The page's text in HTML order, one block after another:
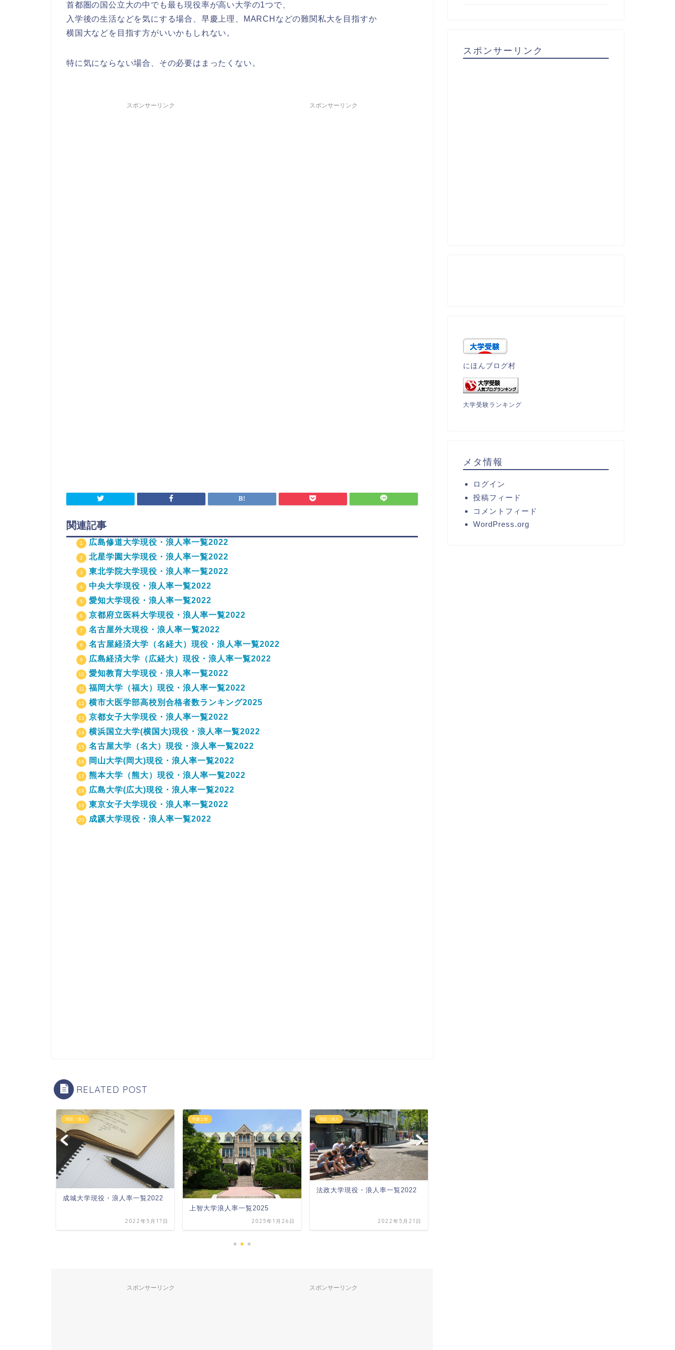
首都圏の国公立大の中でも最も現役率が高い大学の1つで、
入学後の生活などを気にする場合、早慶上理、MARCHなどの難関私大を目指すか
横国大などを目指す方がいいかもしれない。
特に気にならない場合、その必要はまったくない。
スポンサーリンク スポンサーリンク
関連記事
広島修道大学現役・浪人率一覧2022
北星学園大学現役・浪人率一覧2022
東北学院大学現役・浪人率一覧2022
中央大学現役・浪人率一覧2022
愛知大学現役・浪人率一覧2022
京都府立医科大学現役・浪人率一覧2022
名古屋外大現役・浪人率一覧2022
名古屋経済大学（名経大）現役・浪人率一覧2022
広島経済大学（広経大）現役・浪人率一覧2022
愛知教育大学現役・浪人率一覧2022
福岡大学（福大）現役・浪人率一覧2022
横市大医学部高校別合格者数ランキング2025
京都女子大学現役・浪人率一覧2022
横浜国立大学(横国大)現役・浪人率一覧2022
名古屋大学（名大）現役・浪人率一覧2022
岡山大学(岡大)現役・浪人率一覧2022
熊本大学（熊大）現役・浪人率一覧2022
広島大学(広大)現役・浪人率一覧2022
東京女子大学現役・浪人率一覧2022
成蹊大学現役・浪人率一覧2022
RELATED POST
現役・浪人
成城大学現役・浪人率一覧2022
2022年5月17日
早慶上智
上智大学浪人率一覧2025
2025年1月26日
現役・浪人
法政大学現役・浪人率一覧2022
2022年5月21日
スポンサーリンク スポンサーリンク
スポンサーリンク
にほんブログ村
大学受験ランキング
メタ情報
ログイン
投稿フィード
コメントフィード
WordPress.org